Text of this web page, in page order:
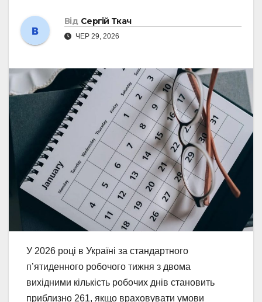
Від Сергій Ткач
ЧЕР 29, 2026
У 2026 році в Україні за стандартного
п’ятиденного робочого тижня з двома
вихідними кількість робочих днів становить
приблизно 261, якщо враховувати умови